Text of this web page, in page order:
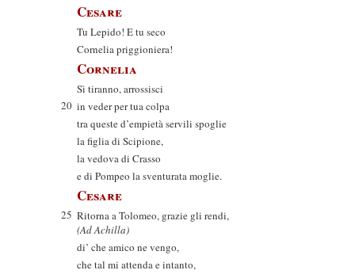
Cesare
Tu Lepido! E tu seco
Cornelia priggioniera!
Cornelia
Sì tiranno, arrossisci
20 in veder per tua colpa
tra queste d’empietà servili spoglie
la figlia di Scipione,
la vedova di Crasso
e di Pompeo la sventurata moglie.
Cesare
25 Ritorna a Tolomeo, grazie gli rendi,
(Ad Achilla)
di’ che amico ne vengo,
che tal mi attenda e intanto,